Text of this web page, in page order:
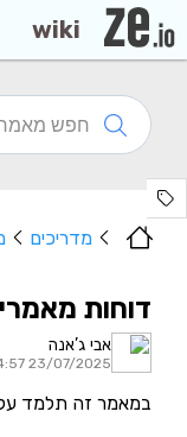
wiki
מדריכים
דוחות
אבי ג’אנה
23/07/2025 14:57
במאמר זה תלמד